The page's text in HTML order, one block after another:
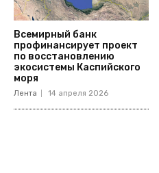
Всемирный банк
профинансирует проект
по восстановлению
экосистемы Каспийского
моря
Лента 14 апреля 2026